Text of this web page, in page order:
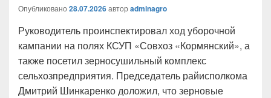
Опубликовано 28.07.2026автор adminagro
Руководитель проинспектировал ход уборочной
кампании на полях КСУП «Совхоз «Кормянский», а
также посетил зерносушильный комплекс
сельхозпредприятия. Председатель райисполкома
Дмитрий Шинкаренко доложил, что зерновые